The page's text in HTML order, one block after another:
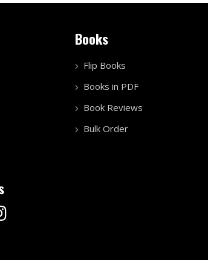
Books
Flip Books
Books in PDF
Book Reviews
Bulk Order